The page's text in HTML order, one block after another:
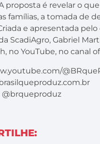
proposta é revelar o
famílias, a tomada de
e apresentada
ScadiAgro, Gabriel
no YouTube, no canal
@brqueproduz